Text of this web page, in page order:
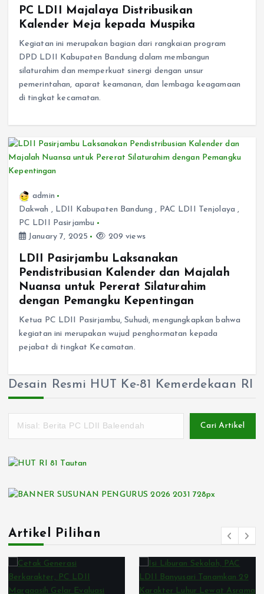
PC LDII Majalaya Distribusikan
Kalender Meja kepada Muspika
Kegiatan ini merupakan bagian dari rangkaian program
DPD LDII Kabupaten Bandung dalam membangun
silaturahim dan memperkuat sinergi dengan unsur
pemerintahan, aparat keamanan, dan lembaga keagamaan
di tingkat kecamatan.
admin
Dakwah , LDII Kabupaten Bandung , PAC LDII Tenjolaya ,
PC LDII Pasirjambu
January 7, 2025
209 views
LDII Pasirjambu Laksanakan
Pendistribusian Kalender dan Majalah
Nuansa untuk Pererat Silaturahim
dengan Pemangku Kepentingan
Ketua PC LDII Pasirjambu, Suhudi, mengungkapkan bahwa
kegiatan ini merupakan wujud penghormatan kepada
pejabat di tingkat Kecamatan.
Desain Resmi HUT Ke-81 Kemerdekaan RI
Cari Artikel
Artikel Pilihan